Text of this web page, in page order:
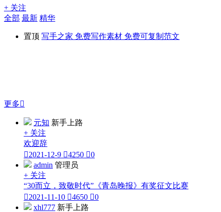
+ 关注
全部 最新 精华
置顶 写手之家 免费写作素材 免费可复制范文
更多
元知 新手上路
+ 关注
欢迎辞
2021-12-9 4250 0
admin 管理员
+ 关注
“30而立，致敬时代”《青岛晚报》有奖征文比赛
2021-11-10 4650 0
xhl777 新手上路